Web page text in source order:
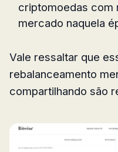
criptomoedas com
mercado naquela
Vale ressaltar que
rebalanceamento
compartilhando são